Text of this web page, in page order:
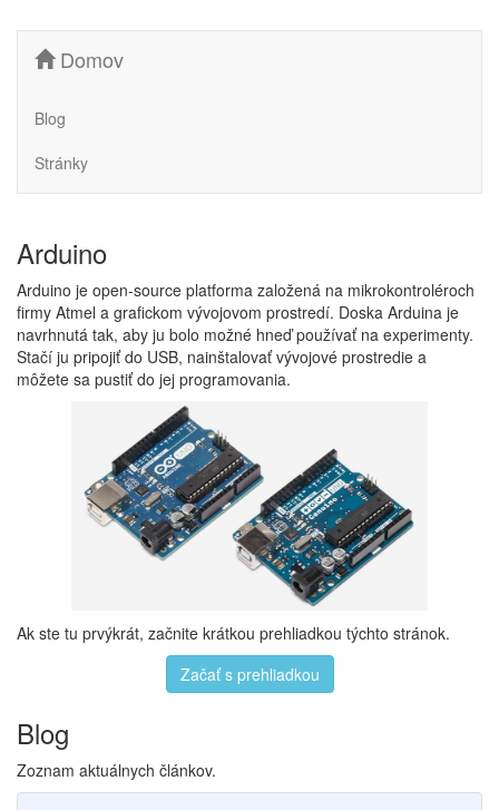
Domov
Blog
Stránky
Arduino
Arduino je open-source platforma založená na mikrokontroléroch
firmy Atmel a grafickom vývojovom prostredí. Doska Arduina je
navrhnutá tak, aby ju bolo možné hneď používať na experimenty.
Stačí ju pripojiť do USB, nainštalovať vývojové prostredie a
môžete sa pustiť do jej programovania.
Ak ste tu prvýkrát, začnite krátkou prehliadkou týchto stránok.
Začať s prehliadkou
Blog
Zoznam aktuálnych článkov.